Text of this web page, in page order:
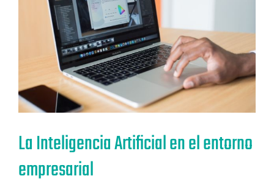
La Inteligencia Artificial en el entorno
empresarial